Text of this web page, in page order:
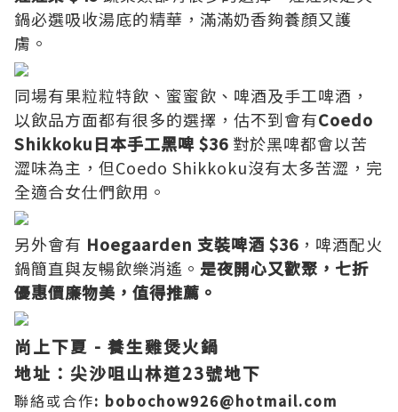
鍋必選吸收湯底的精華，滿滿奶香夠養顏又護
膚。
同場有果粒粒特飲、蜜蜜飲、啤酒及手工啤酒，
以飲品方面都有很多的選擇，估不到會有Coedo
Shikkoku日本手工黑啤 $36 對於黑啤都會以苦
澀味為主，但Coedo Shikkoku沒有太多苦澀，完
全適合女仕們飲用。
另外會有 Hoegaarden 支裝啤酒 $36 ，啤酒配火
鍋簡直與友暢飲樂消遙。 是夜開心又歡聚，七折
優惠價廉物美，值得推薦。
尚上下夏 - 養生雞煲火鍋
地址：尖沙咀山林道23號地下
聯絡或合作: bobochow926@hotmail.com